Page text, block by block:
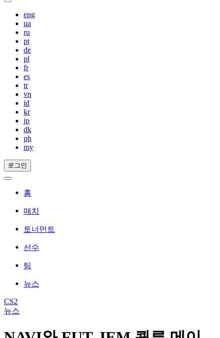
eng
ua
ru
pt
de
pl
fr
es
tr
vn
id
kr
jp
dk
ph
my
로그인
홈
매치
토너먼트
선수
팀
뉴스
CS2
뉴스